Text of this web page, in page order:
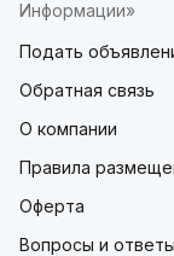
Информации»
Подать
Обратная связь
О компании
Правила
Оферта
Вопросы и ответы